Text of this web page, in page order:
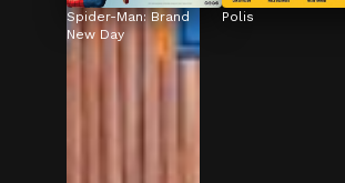
Spider-Man: Brand
New Day
Polis